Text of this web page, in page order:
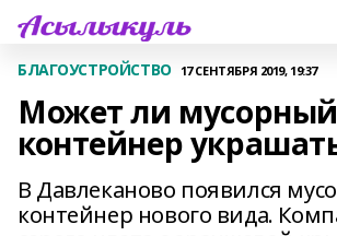
БЛАГОУСТРОЙСТВО 17 СЕНТЯБРЯ 2019, 19:37
Может ли мусорный
контейнер
В Давлеканово появился
контейнер нового вида.